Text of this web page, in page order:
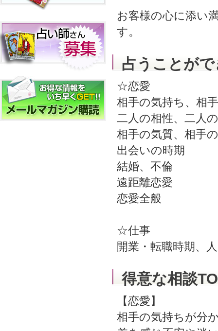
お客様の心に添い
す。
占うことが
☆恋愛
相手の気持ち、相
二人の相性、二人
相手の気質、相手
出会いの時期
結婚、不倫
遠距離恋愛
恋愛全般
☆仕事
開業・転職時期、
得意な相談
【恋愛】
相手の気持ちが分